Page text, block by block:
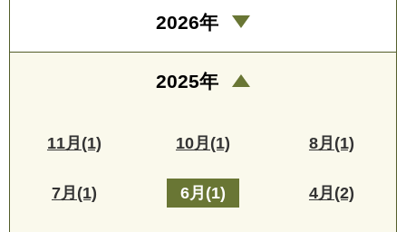
2026年
2025年
11月(1) 10月(1) 8月(1)
7月(1) 6月(1) 4月(2)